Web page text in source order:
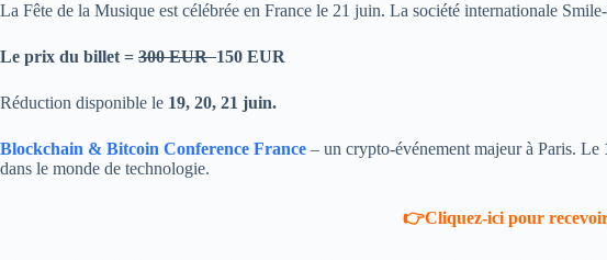
La Fête de la Musique est célébrée en France le 21 juin. La société internationale
Le prix du billet = 300 EUR150 EUR
Réduction disponible le 19, 20, 21 juin.
Blockchain & Bitcoin Conference France – un crypto-événement majeur à Paris. Le
dans le monde de technologie.
👉Cliquez-ici pour